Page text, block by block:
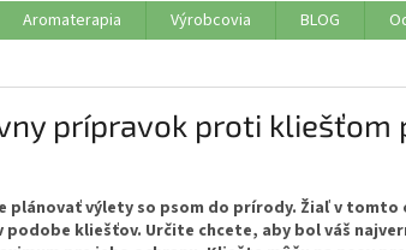
Aromaterapia Výrobcovia BLOG
prípravok proti kliešťom
plánovať výlety so psom do prírody. Žiaľ v
podobe kliešťov. Určite chcete, aby bol váš